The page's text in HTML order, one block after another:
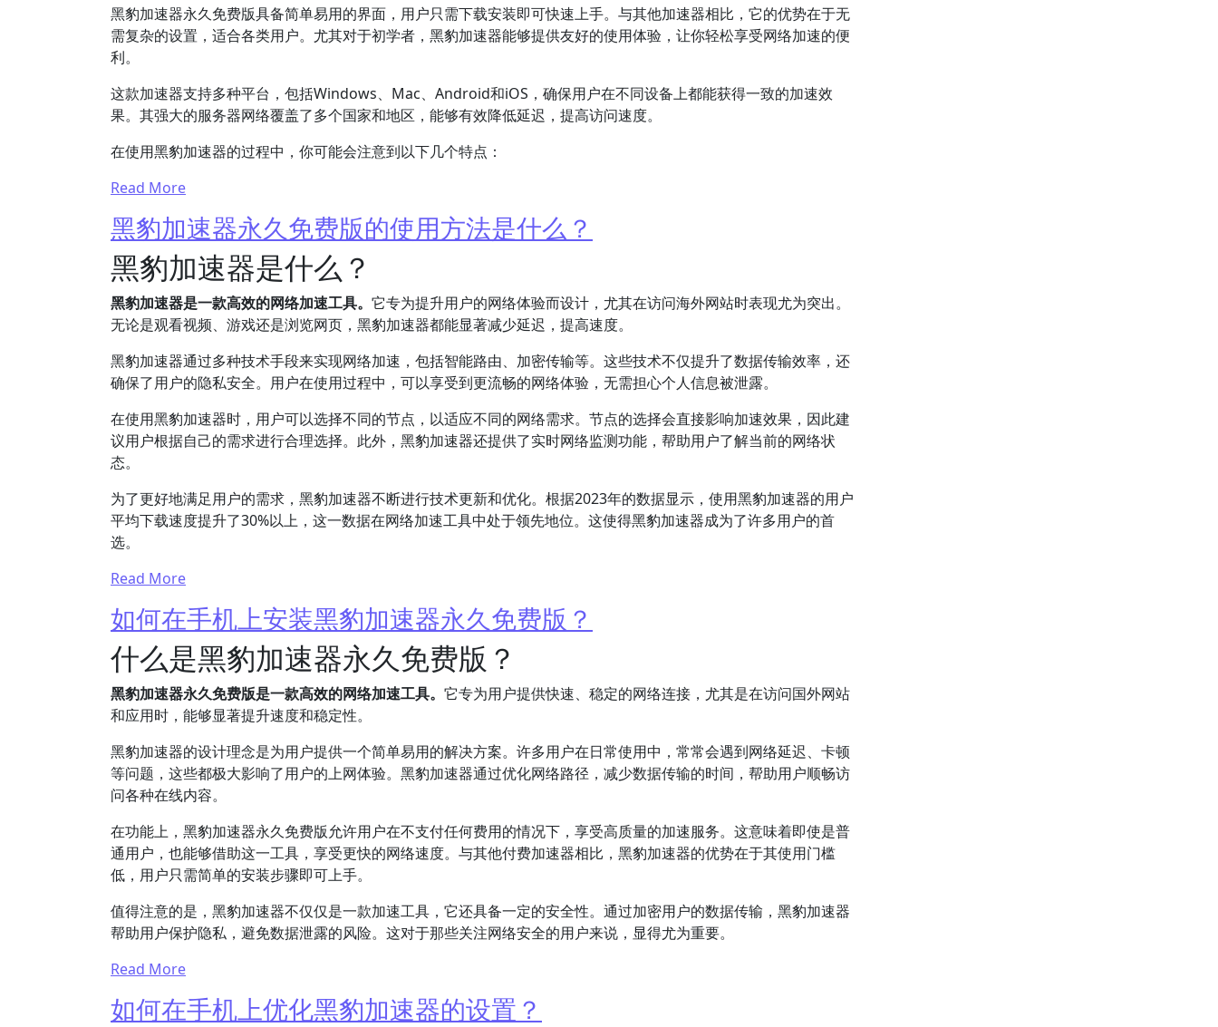
黑豹加速器永久免费版具备简单易用的界面，用户只需下载安装即可快速上手。与其他加速器相比，它的优势在于无
需复杂的设置，适合各类用户。尤其对于初学者，黑豹加速器能够提供友好的使用体验，让你轻松享受网络加速的便
利。
这款加速器支持多种平台，包括Windows、Mac、Android和iOS，确保用户在不同设备上都能获得一致的加速效
果。其强大的服务器网络覆盖了多个国家和地区，能够有效降低延迟，提高访问速度。
在使用黑豹加速器的过程中，你可能会注意到以下几个特点：
Read More
黑豹加速器永久免费版的使用方法是什么？
黑豹加速器是什么？
黑豹加速器是一款高效的网络加速工具。 它专为提升用户的网络体验而设计，尤其在访问海外网站时表现尤为突出。
无论是观看视频、游戏还是浏览网页，黑豹加速器都能显著减少延迟，提高速度。
黑豹加速器通过多种技术手段来实现网络加速，包括智能路由、加密传输等。这些技术不仅提升了数据传输效率，还
确保了用户的隐私安全。用户在使用过程中，可以享受到更流畅的网络体验，无需担心个人信息被泄露。
在使用黑豹加速器时，用户可以选择不同的节点，以适应不同的网络需求。节点的选择会直接影响加速效果，因此建
议用户根据自己的需求进行合理选择。此外，黑豹加速器还提供了实时网络监测功能，帮助用户了解当前的网络状
态。
为了更好地满足用户的需求，黑豹加速器不断进行技术更新和优化。根据2023年的数据显示，使用黑豹加速器的用户
平均下载速度提升了30%以上，这一数据在网络加速工具中处于领先地位。这使得黑豹加速器成为了许多用户的首
选。
Read More
如何在手机上安装黑豹加速器永久免费版？
什么是黑豹加速器永久免费版？
黑豹加速器永久免费版是一款高效的网络加速工具。 它专为用户提供快速、稳定的网络连接，尤其是在访问国外网站
和应用时，能够显著提升速度和稳定性。
黑豹加速器的设计理念是为用户提供一个简单易用的解决方案。许多用户在日常使用中，常常会遇到网络延迟、卡顿
等问题，这些都极大影响了用户的上网体验。黑豹加速器通过优化网络路径，减少数据传输的时间，帮助用户顺畅访
问各种在线内容。
在功能上，黑豹加速器永久免费版允许用户在不支付任何费用的情况下，享受高质量的加速服务。这意味着即使是普
通用户，也能够借助这一工具，享受更快的网络速度。与其他付费加速器相比，黑豹加速器的优势在于其使用门槛
低，用户只需简单的安装步骤即可上手。
值得注意的是，黑豹加速器不仅仅是一款加速工具，它还具备一定的安全性。通过加密用户的数据传输，黑豹加速器
帮助用户保护隐私，避免数据泄露的风险。这对于那些关注网络安全的用户来说，显得尤为重要。
Read More
如何在手机上优化黑豹加速器的设置？